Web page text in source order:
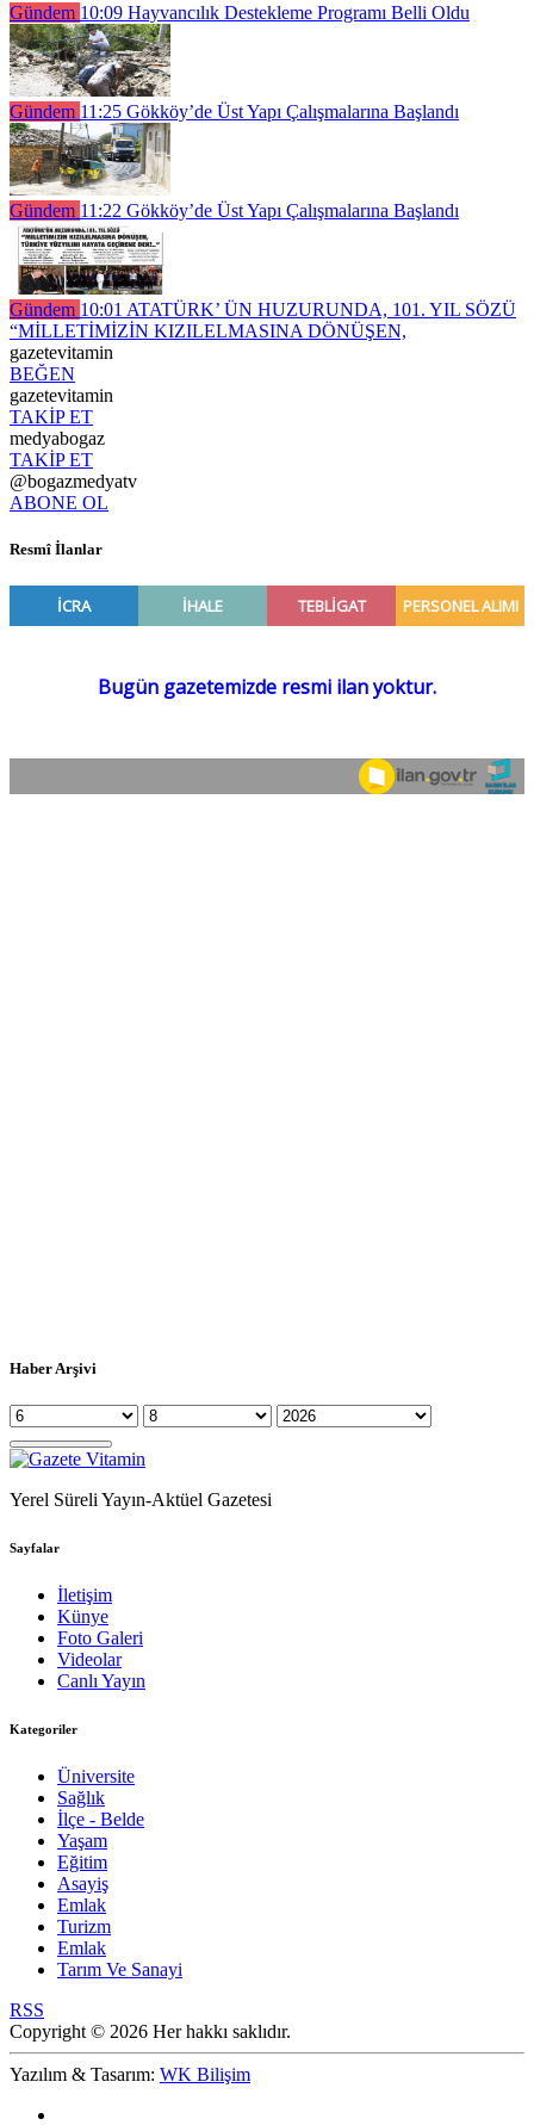
Gündem 10:09 Hayvancılık Destekleme Programı Belli Oldu
Gündem 11:25 Gökköy’de Üst Yapı Çalışmalarına Başlandı
Gündem 11:22 Gökköy’de Üst Yapı Çalışmalarına Başlandı
Gündem 10:01 ATATÜRK’ ÜN HUZURUNDA, 101. YIL SÖZÜ
“MİLLETİMİZİN KIZILELMASINA DÖNÜŞEN,
gazetevitamin
BEĞEN
gazetevitamin
TAKİP ET
medyabogaz
TAKİP ET
@bogazmedyatv
ABONE OL
Resmî İlanlar
Haber Arşivi
Yerel Süreli Yayın-Aktüel Gazetesi
Sayfalar
İletişim
Künye
Foto Galeri
Videolar
Canlı Yayın
Kategoriler
Üniversite
Sağlık
İlçe - Belde
Yaşam
Eğitim
Asayiş
Emlak
Turizm
Emlak
Tarım Ve Sanayi
RSS
Copyright © 2026 Her hakkı saklıdır.
Yazılım & Tasarım: WK Bilişim